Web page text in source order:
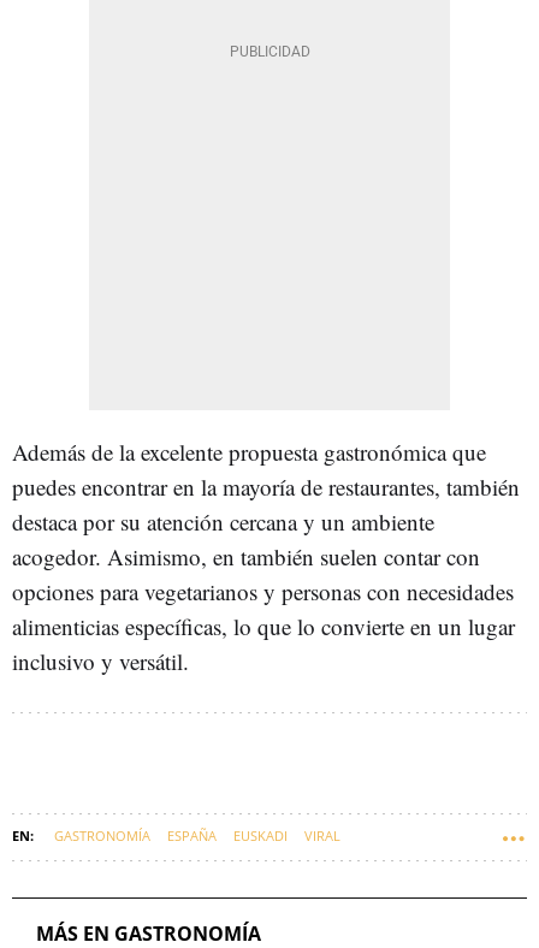
Además de la excelente propuesta gastronómica que
puedes encontrar en la mayoría de restaurantes, también
destaca por su atención cercana y un ambiente
acogedor. Asimismo, en también suelen contar con
opciones para vegetarianos y personas con necesidades
alimenticias específicas, lo que lo convierte en un lugar
inclusivo y versátil.
GASTRONOMÍA ESPAÑA EUSKADI VIRAL
MÁS EN GASTRONOMÍA